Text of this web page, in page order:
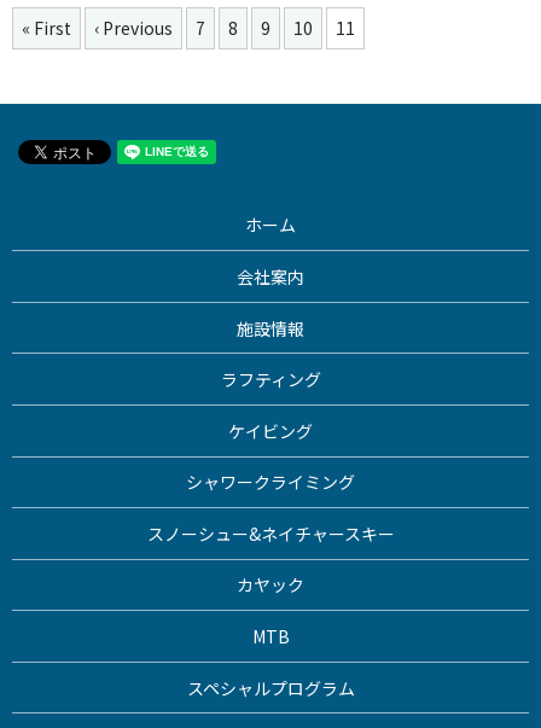
« First ‹ Previous 7 8 9 10 11
ホーム
会社案内
施設情報
ラフティング
ケイビング
シャワークライミング
スノーシュー&ネイチャースキー
カヤック
MTB
スペシャルプログラム